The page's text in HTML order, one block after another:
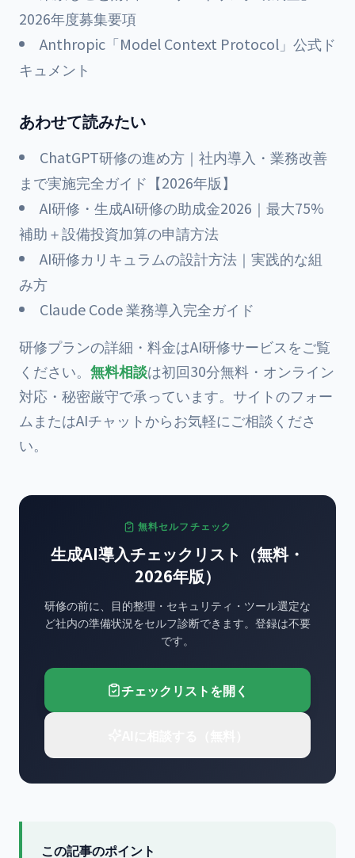
2026年度募集要項
Anthropic「Model Context Protocol」公式ド
キュメント
あわせて読みたい
ChatGPT研修の進め方｜社内導入・業務改善
まで実施完全ガイド【2026年版】
AI研修・生成AI研修の助成金2026｜最大75%
補助＋設備投資加算の申請方法
AI研修カリキュラムの設計方法｜実践的な組
み方
Claude Code 業務導入完全ガイド
研修プランの詳細・料金はAI研修サービスをご覧
ください。 無料相談は初回30分無料・オンライン
対応・秘密厳守で承っています。サイトのフォー
ムまたはAIチャットからお気軽にご相談くださ
い。
無料セルフチェック
生成AI導入チェックリスト（無料・
2026年版）
研修の前に、目的整理・セキュリティ・ツール選定な
ど社内の準備状況をセルフ診断できます。登録は不要
です。
チェックリストを開く
この記事のポイント